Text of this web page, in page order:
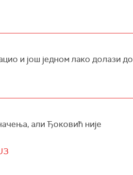
и још једном лако долази до
али Ђоковић није